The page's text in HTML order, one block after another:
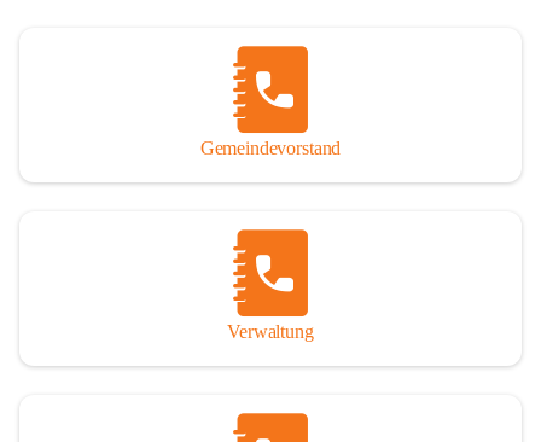
Gemeindevorstand
Verwaltung